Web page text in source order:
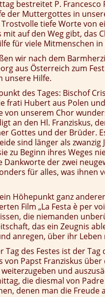
bestreitet P.
der Muttergottes in
tiefe Worte von
auf den Weg gibt, das
für viele Mitmenschen in
wir nach dem
aus Österreich zum
unsere Hilfe.
des Tages: Bischof
frati Hubert aus Polen
von unserem Chor
an den Hl. Franziskus,
Gottes und der Brüder.
sind länger als
zu Beginn ihres Weges
Dankworte der zwei
für alles, was
Höhepunkt ganz
Film „La Festa è per
die niemanden
das ein Zeugnis
anregen, über ihr Leben
Tag des Festes ist der
Papst Franziskus
und
die diesmal von
denen man die